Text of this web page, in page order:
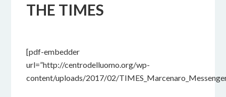
THE TIMES
[pdf-embedder
url=”http://centrodelluomo.org/wp-
content/uploads/2017/02/